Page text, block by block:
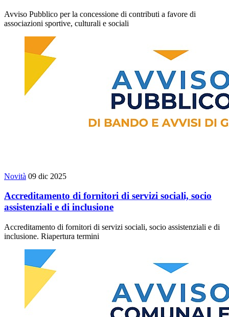
Avviso Pubblico per la concessione di contributi a favore di
associazioni sportive, culturali e sociali
Novità 09 dic 2025
Accreditamento di fornitori di servizi sociali, socio
assistenziali e di inclusione
Accreditamento di fornitori di servizi sociali, socio assistenziali e di
inclusione. Riapertura termini